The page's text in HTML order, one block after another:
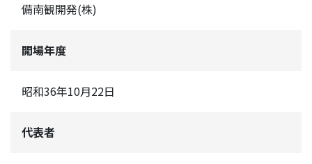
備南観開発(株)
開場年度
昭和36年10月22日
代表者